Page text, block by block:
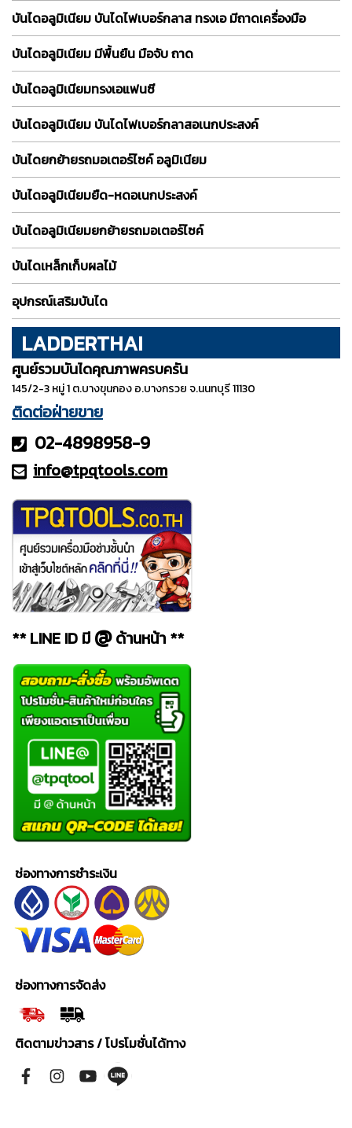
บันไดอลูมิเนียม บันไดไฟเบอร์กลาส ทรงเอ มีถาดเครื่องมือ
บันไดอลูมิเนียม มีพื้นยืน มือจับ ถาด
บันไดอลูมิเนียมทรงเอแฟนซี
บันไดอลูมิเนียม บันไดไฟเบอร์กลาสอเนกประสงค์
บันไดยกย้ายรถมอเตอร์ไซค์ อลูมิเนียม
บันไดอลูมิเนียมยืด-หดอเนกประสงค์
บันไดอลูมิเนียมยกย้ายรถมอเตอร์ไซค์
บันไดเหล็กเก็บผลไม้
อุปกรณ์เสริมบันได
LADDERTHAI
ศูนย์รวมบันไดคุณภาพครบครัน
145/2-3 หมู่ 1 ต.บางขุนกอง อ.บางกรวย จ.นนทบุรี 11130
ติดต่อฝ่ายขาย
02-4898958-9
info@tpqtools.com
** LINE ID มี @ด้านหน้า **
ช่องทางการชำระเงิน
ช่องทางการจัดส่ง
ติดตามข่าวสาร / โปรโมชั่นได้ทาง